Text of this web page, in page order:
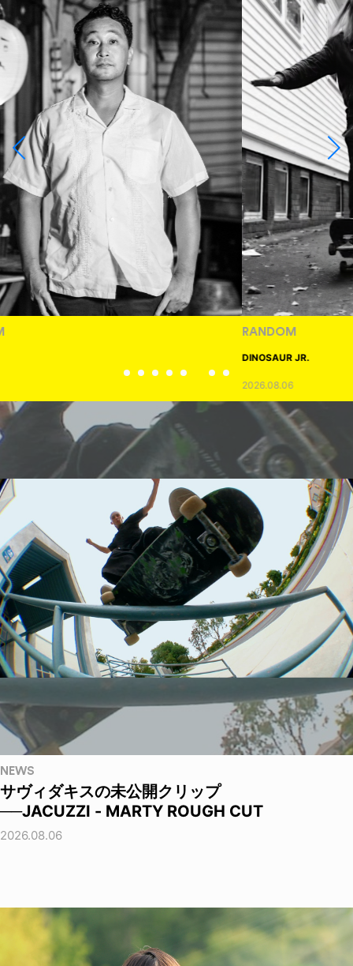
RANDOM
NEWS
サヴィダキスの未公開クリップ
──JACUZZI - MARTY ROUGH CUT
2026.08.06